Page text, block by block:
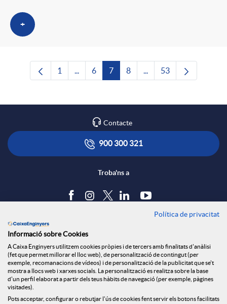
+
Pàgina
1 ...Pàgines intermèdies Utilitzeu TAB per
Pàgina
6 Pàgina
7 Pàgina
8 ...Pàgines intermèdies
Pàgina
53
Contacte
900 300 321
Troba'ns a
Política de cookies
Avís legal
Seguretat Online
Canal denúncies
Política de privacitat
Informació sobre Cookies
A Caixa Enginyers utilitzem cookies pròpies i de tercers amb finalitats d'anàlisi
(fet que permet millorar el lloc web), de personalització de contingut (per
exemple, recomanacions de vídeos) i de personalització de la publicitat que se't
mostra a llocs web i xarxes socials. La personalització es realitza sobre la base
d'un perfil elaborat a partir dels teus hàbits de navegació (per exemple, pàgines
visitades).
Pots acceptar, configurar o rebutjar l'ús de cookies fent servir els botons facilitats